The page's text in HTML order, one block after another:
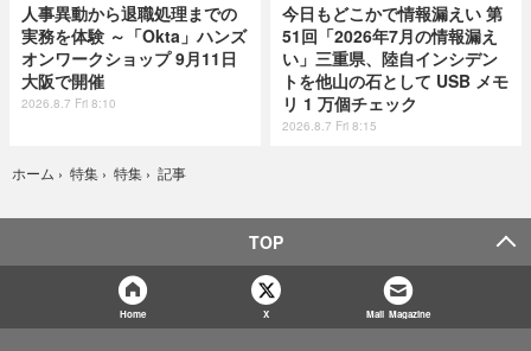
人事異動から退職処理までの
実務を体験 ～「Okta」ハンズ
オンワークショップ 9月11日
大阪で開催
2026.8.7 Fri 8:10
今日もどこかで情報漏えい 第
51回「2026年7月の情報漏え
い」三重県、陸自インシデン
トを他山の石として USB メモ
リ 1 万個チェック
2026.8.7 Fri 8:15
ホーム › 特集 › 特集 › 記事
TOP
Home X Mail Magazine